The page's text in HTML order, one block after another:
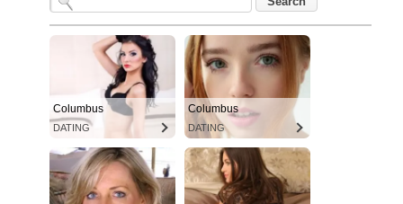
Columbus
DATING
Columbus
DATING